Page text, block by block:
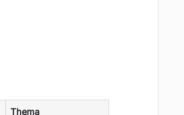
Thema